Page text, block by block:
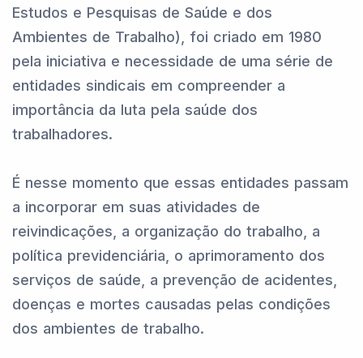
Estudos e Pesquisas de Saúde e dos
Ambientes de Trabalho), foi criado em 1980
pela iniciativa e necessidade de uma série de
entidades sindicais em compreender a
importância da luta pela saúde dos
trabalhadores.
É nesse momento que essas entidades passam
a incorporar em suas atividades de
reivindicações, a organização do trabalho, a
política previdenciária, o aprimoramento dos
serviços de saúde, a prevenção de acidentes,
doenças e mortes causadas pelas condições
dos ambientes de trabalho.